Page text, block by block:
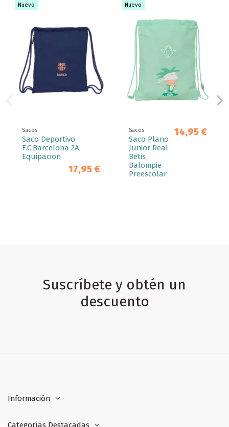
Nuevo
Sacos
Saco Deportivo
F.C.Barcelona 2A
Equipacion
17,95 €
Nuevo
Sacos
Saco Plano
Junior Real
Betis
Balompie
Preescolar
14,95 €
Suscríbete y obtén un
descuento
Información
Categorías Destacadas